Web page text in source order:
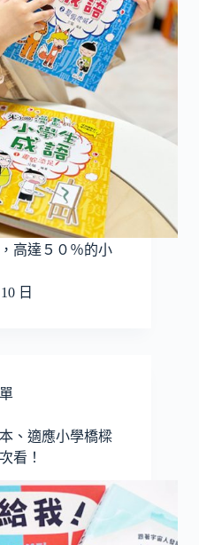
高達５０％的小
日
、適應小學橋樑
看！